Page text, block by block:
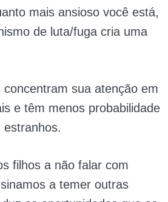
mais ansioso você está,
de luta/fuga cria uma
concentram sua atenção em
e têm menos probabilidade
filhos a não falar com
a temer outras